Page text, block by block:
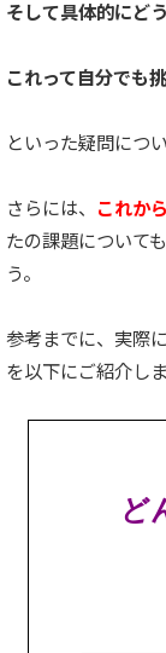
そして具体的にど
これって自分でも
といった疑問につ
さらには、 これか
たの課題について
う。
参考までに、実際
を以下にご紹介しま
ど